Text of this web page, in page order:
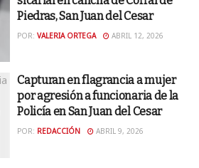
Piedras, San Juan del Cesar
POR: VALERIA ORTEGA ABRIL 12, 2026
Capturan en flagrancia a mujer
por agresión a funcionaria de la
Policía en San Juan del Cesar
POR: REDACCIÓN ABRIL 9, 2026